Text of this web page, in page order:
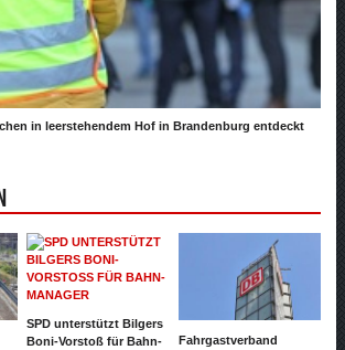
in leerstehendem Hof in Brandenburg entdeckt
SPD unterstützt Bilgers
Boni-Vorstoß für Bahn-
Fahrgastverband